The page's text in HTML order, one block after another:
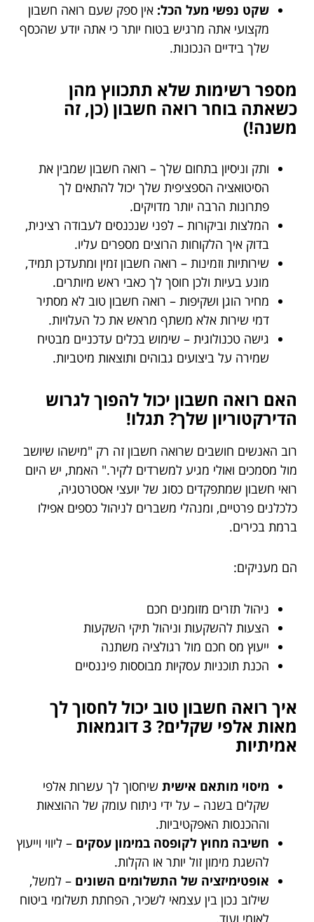
שקט נפשי מעל הכל: אין ספק שעם רואה חשבון
מקצועי אתה מרגיש בטוח יותר כי אתה יודע שהכסף
שלך בידיים הנכונות.
מספר רשימות שלא תתכווץ מהן
כשאתה בוחר רואה חשבון (כן, זה
משנה!)
ותק וניסיון בתחום שלך – רואה חשבון שמבין את
הסיטואציה הספציפית שלך יכול להתאים לך
פתרונות הרבה יותר מדויקים.
המלצות וביקורות – לפני שנכנסים לעבודה רצינית,
בדוק איך הלקוחות הרוצים מספרים עליו.
שירותיות וזמינות – רואה חשבון זמין ומתעדכן תמיד,
מונע בעיות ולכן חוסך לך כאבי ראש מיותרים.
מחיר הוגן ושקיפות – רואה חשבון טוב לא מסתיר
דמי שירות אלא משתף מראש את כל העלויות.
גישה טכנולוגית – שימוש בכלים עדכניים מבטיח
שמירה על ביצועים גבוהים ותוצאות מיטביות.
האם רואה חשבון יכול להפוך לגרוש
הדירקטוריון שלך? תגלו!
רוב האנשים חושבים שרואה חשבון זה רק "מישהו שיושב
מול מסמכים ואולי מגיע למשרדים לקיר." האמת, יש היום
רואי חשבון שמתפקדים כסוג של יועצי אסטרטגיה,
כלכלנים פרטיים, ומנהלי משברים לניהול כספים אפילו
ברמת בכירים.
הם מעניקים:
ניהול תזרים מזומנים חכם
הצעות להשקעות וניהול תיקי השקעות
ייעוץ מס חכם מול רגולציה משתנה
הכנת תוכניות עסקיות מבוססות פיננסיים
איך רואה חשבון טוב יכול לחסוך לך
מאות אלפי שקלים? 3 דוגמאות
אמיתיות
מיסוי מותאם אישית שיחסוך לך עשרות אלפי
שקלים בשנה – על ידי ניתוח עומק של ההוצאות
וההכנסות האפקטיביות.
חשיבה מחוץ לקופסה במימון עסקים – ליווי וייעוץ
להשגת מימון זול יותר או הקלות.
אופטימיזציה של התשלומים השונים – למשל,
שילוב נכון בין עצמאי לשכיר, הפחתת תשלומי ביטוח